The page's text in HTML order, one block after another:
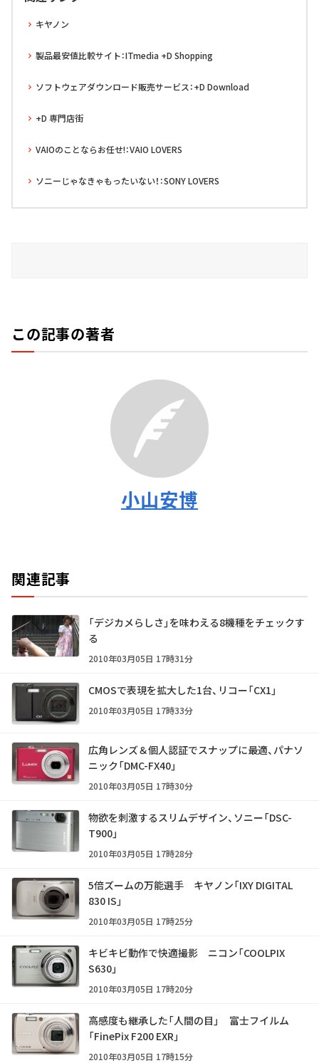
キヤノン
製品最安値比較サイト：ITmedia +D Shopping
ソフトウェアダウンロード販売サービス：+D Download
+D 専門店街
VAIOのことならお任せ!：VAIO LOVERS
ソニーじゃなきゃもったいない！：SONY LOVERS
この記事の著者
小山安博
関連記事
「デジカメらしさ」を味わえる8機種をチェックす
る
2010年03月05日 17時31分
CMOSで表現を拡大した1台、リコー「CX1」
2010年03月05日 17時33分
広角レンズ＆個人認証でスナップに最適、パナソ
ニック「DMC-FX40」
2010年03月05日 17時30分
物欲を刺激するスリムデザイン、ソニー「DSC-
T900」
2010年03月05日 17時28分
5倍ズームの万能選手 キヤノン「IXY DIGITAL
830 IS」
2010年03月05日 17時25分
キビキビ動作で快適撮影 ニコン「COOLPIX
S630」
2010年03月05日 17時20分
高感度も継承した「人間の目」 富士フイルム
「FinePix F200 EXR」
2010年03月05日 17時15分